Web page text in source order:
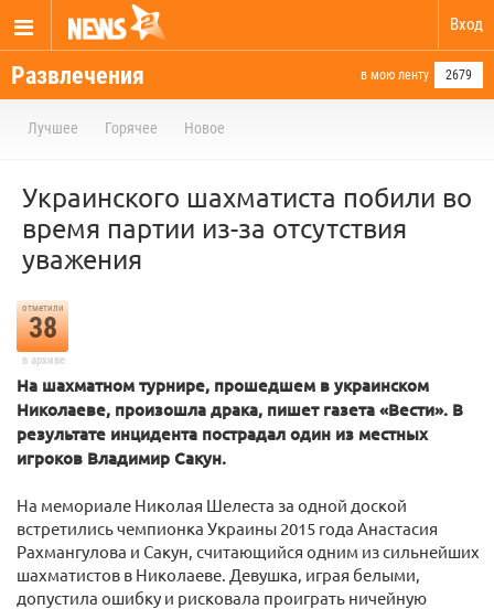
Вход
Развлечения в мою ленту 2679
Лучшее Горячее Новое
Украинского шахматиста побили во
время партии из-за отсутствия
уважения
отметили
38
в архиве
На шахматном турнире, прошедшем в украинском
Николаеве, произошла драка, пишет газета «Вести». В
результате инцидента пострадал один из местных
игроков Владимир Сакун.
На мемориале Николая Шелеста за одной доской
встретились чемпионка Украины 2015 года Анастасия
Рахмангулова и Сакун, считающийся одним из сильнейших
шахматистов в Николаеве. Девушка, играя белыми,
допустила ошибку и рисковала проиграть ничейную